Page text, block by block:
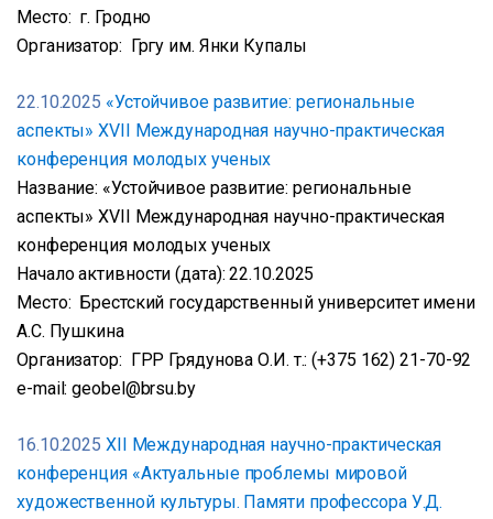
Место: г. Гродно
Организатор: Гргу им. Янки Купалы
22.10.2025 «Устойчивое развитие: региональные
аспекты» XVII Международная научно-практическая
конференция молодых ученых
Название: «Устойчивое развитие: региональные
аспекты» XVII Международная научно-практическая
конференция молодых ученых
Начало активности (дата): 22.10.2025
Место: Брестский государственный университет имени
А.С. Пушкина
Организатор: ГРР Грядунова О.И. т.: (+375 162) 21-70-92
e-mail: geobel@brsu.by
16.10.2025 XІІ Международная научно-практическая
конференция «Актуальные проблемы мировой
художественной культуры. Памяти профессора У.Д.